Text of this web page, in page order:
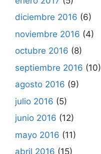
diciembre 2016 (6)
noviembre 2016 (4)
octubre 2016 (8)
septiembre 2016 (10)
agosto 2016 (9)
julio 2016 (5)
junio 2016 (12)
mayo 2016 (11)
abril 2016 (15)